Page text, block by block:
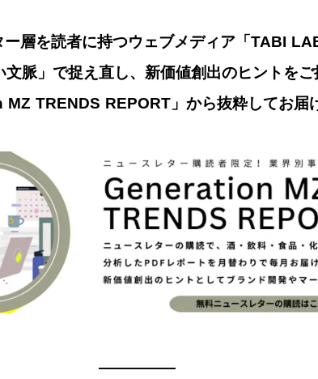
層を読者に持つウェブメディア「TABI
脈」で捉え直し、新価値創出のヒントを
TRENDS REPORT」から抜粋してお届
—————